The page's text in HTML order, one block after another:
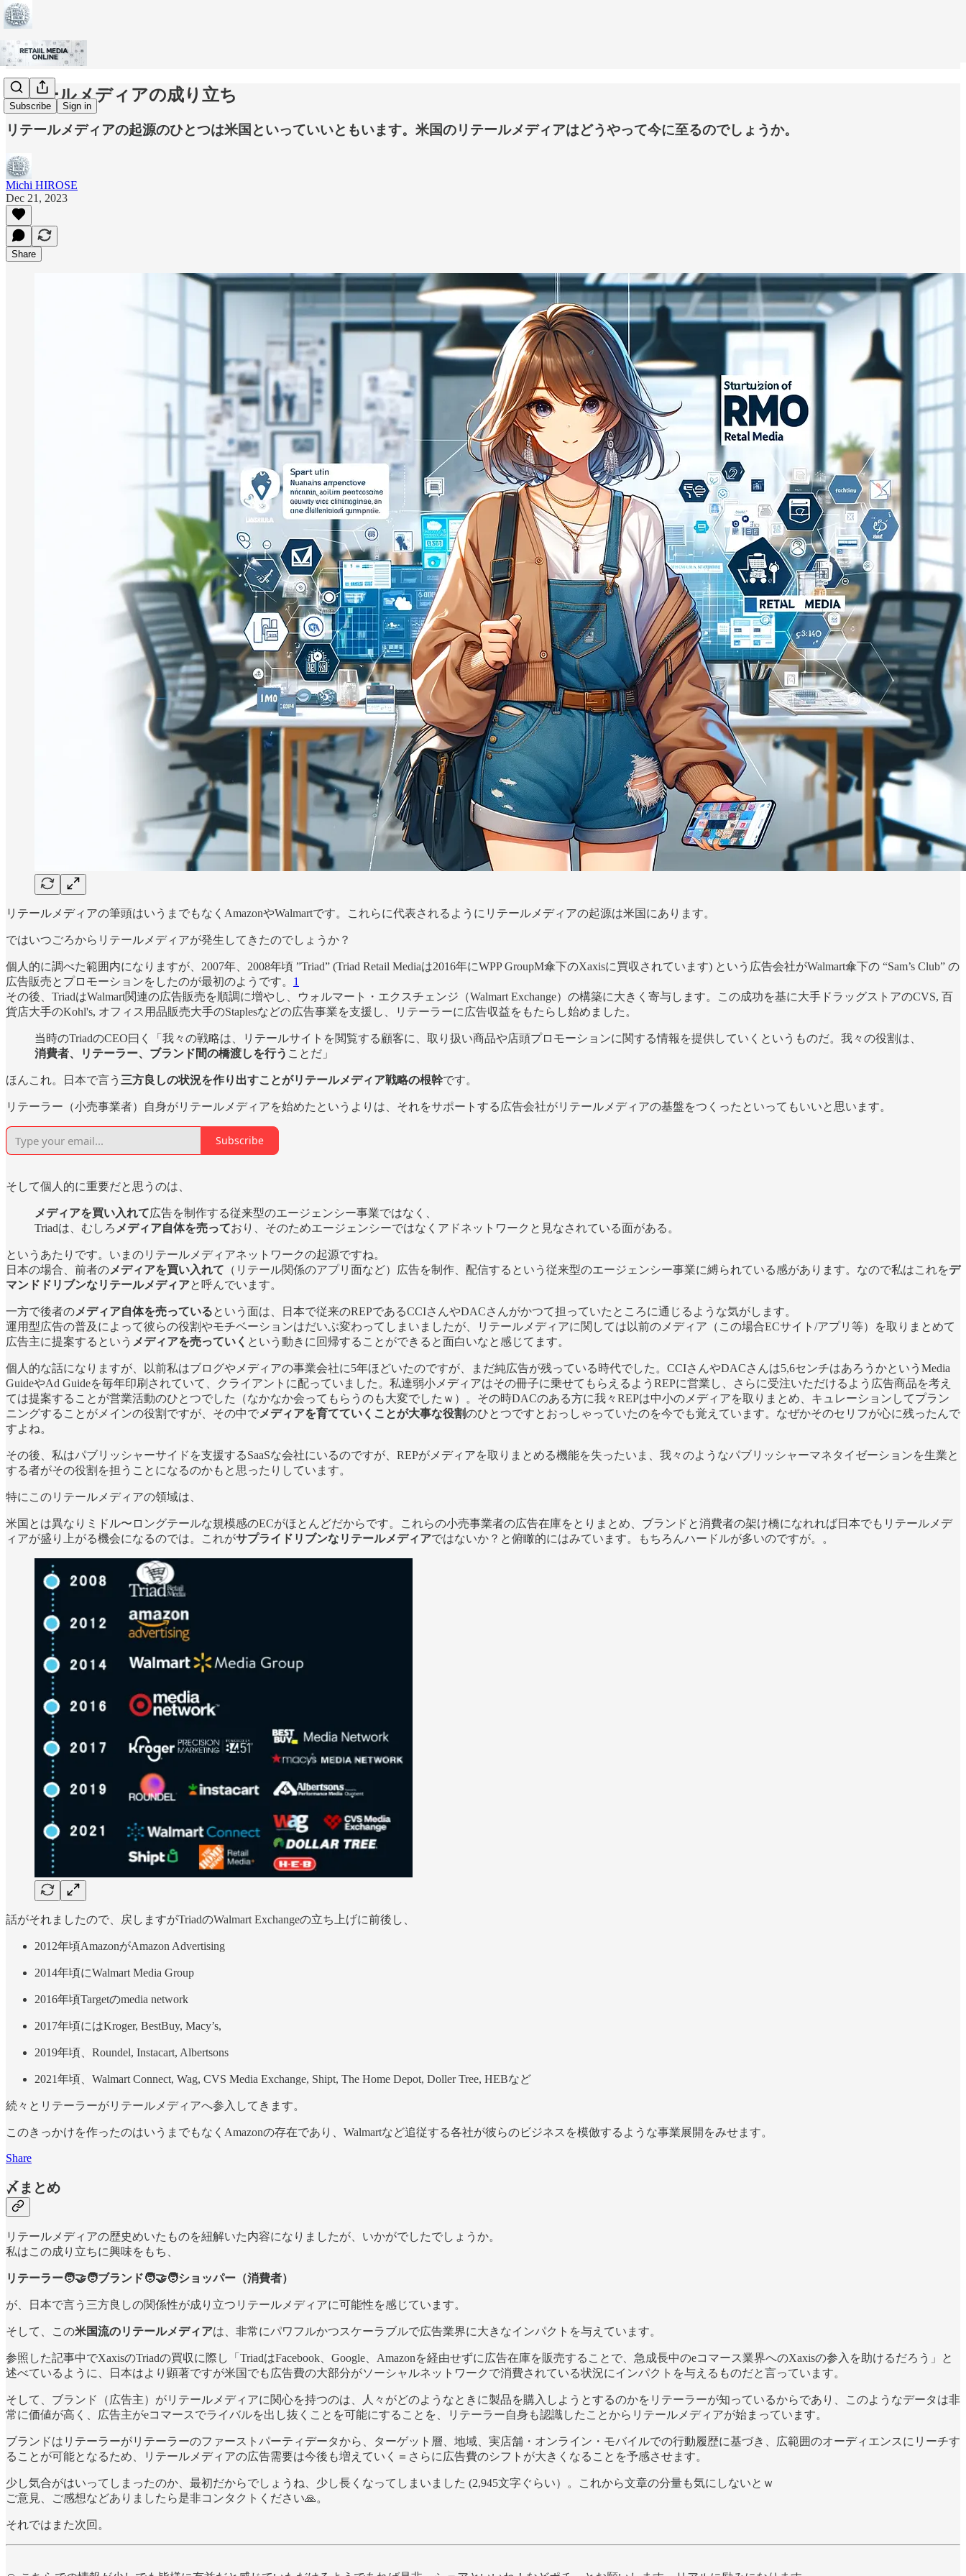
Subscribe Sign in
リテールメディアの成り立ち
リテールメディアの起源のひとつは米国といっていいともいます。米国のリテールメディアはどうやって今に至るのでしょうか。
Michi HIROSE
Dec 21, 2023
Share
リテールメディアの筆頭はいうまでもなくAmazonやWalmartです。これらに代表されるようにリテールメディアの起源は米国にあります。
ではいつごろからリテールメディアが発生してきたのでしょうか？
個人的に調べた範囲内になりますが、2007年、2008年頃 ”Triad” (Triad Retail Mediaは2016年にWPP GroupM傘下のXaxisに買収されています) という広告会社がWalmart傘下の “Sam’s Club” の
広告販売とプロモーションをしたのが最初のようです。 1
その後、TriadはWalmart関連の広告販売を順調に増やし、ウォルマート・エクスチェンジ（Walmart Exchange）の構築に大きく寄与します。この成功を基に大手ドラッグストアのCVS, 百
貨店大手のKohl's, オフィス用品販売大手のStaplesなどの広告事業を支援し、リテーラーに広告収益をもたらし始めました。
当時のTriadのCEO曰く「我々の戦略は、リテールサイトを閲覧する顧客に、取り扱い商品や店頭プロモーションに関する情報を提供していくというものだ。我々の役割は、
消費者、リテーラー、ブランド間の橋渡しを行う ことだ」
ほんこれ。日本で言う 三方良しの状況を作り出すことがリテールメディア戦略の根幹です。
リテーラー（小売事業者）自身がリテールメディアを始めたというよりは、それをサポートする広告会社がリテールメディアの基盤をつくったといってもいいと思います。
Subscribe
そして個人的に重要だと思うのは、
メディアを買い入れて広告を制作する従来型のエージェンシー事業ではなく、
Triadは、むしろ メディア自体を売っており、そのためエージェンシーではなくアドネットワークと見なされている面がある。
というあたりです。いまのリテールメディアネットワークの起源ですね。
日本の場合、前者のメディアを買い入れて （リテール関係のアプリ面など）広告を制作、配信するという従来型のエージェンシー事業に縛られている感があります。なので私はこれをデ
マンドドリブンなリテールメディアと呼んでいます。
一方で後者のメディア自体を売っているという面は、日本で従来のREPであるCCIさんやDACさんがかつて担っていたところに通じるような気がします。
運用型広告の普及によって彼らの役割やモチベーションはだいぶ変わってしまいましたが、リテールメディアに関しては以前のメディア（この場合ECサイト/アプリ等）を取りまとめて
広告主に提案するという メディアを売っていく という動きに回帰することができると面白いなと感じてます。
個人的な話になりますが、以前私はブログやメディアの事業会社に5年ほどいたのですが、まだ純広告が残っている時代でした。CCIさんやDACさんは5,6センチはあろうかというMedia
GuideやAd Guideを毎年印刷されていて、クライアントに配っていました。私達弱小メディアはその冊子に乗せてもらえるようREPに営業し、さらに受注いただけるよう広告商品を考え
ては提案することが営業活動のひとつでした（なかなか会ってもらうのも大変でしたｗ）。その時DACのある方に我々REPは中小のメディアを取りまとめ、キュレーションしてプラン
ニングすることがメインの役割ですが、その中でメディアを育てていくことが大事な役割のひとつですとおっしゃっていたのを今でも覚えています。なぜかそのセリフが心に残ったんで
すよね。
その後、私はパブリッシャーサイドを支援するSaaSな会社にいるのですが、REPがメディアを取りまとめる機能を失ったいま、我々のようなパブリッシャーマネタイゼーションを生業と
する者がその役割を担うことになるのかもと思ったりしています。
特にこのリテールメディアの領域は、
米国とは異なりミドル〜ロングテールな規模感のECがほとんどだからです。これらの小売事業者の広告在庫をとりまとめ、ブランドと消費者の架け橋になれれば日本でもリテールメデ
ィアが盛り上がる機会になるのでは。これがサプライドリブンなリテールメディアではないか？と俯瞰的にはみています。もちろんハードルが多いのですが。。
話がそれましたので、戻しますがTriadのWalmart Exchangeの立ち上げに前後し、
2012年頃AmazonがAmazon Advertising
2014年頃にWalmart Media Group
2016年頃Targetのmedia network
2017年頃にはKroger, BestBuy, Macy’s,
2019年頃、Roundel, Instacart, Albertsons
2021年頃、Walmart Connect, Wag, CVS Media Exchange, Shipt, The Home Depot, Doller Tree, HEBなど
続々とリテーラーがリテールメディアへ参入してきます。
このきっかけを作ったのはいうまでもなくAmazonの存在であり、Walmartなど追従する各社が彼らのビジネスを模倣するような事業展開をみせます。
Share
〆まとめ
リテールメディアの歴史めいたものを紐解いた内容になりましたが、いかがでしたでしょうか。
私はこの成り立ちに興味をもち、
リテーラー🧑‍🤝‍🧑ブランド🧑‍🤝‍🧑ショッパー（消費者）
が、日本で言う三方良しの関係性が成り立つリテールメディアに可能性を感じています。
そして、この米国流のリテールメディアは、非常にパワフルかつスケーラブルで広告業界に大きなインパクトを与えています。
参照した記事中でXaxisのTriadの買収に際し「TriadはFacebook、Google、Amazonを経由せずに広告在庫を販売することで、急成長中のeコマース業界へのXaxisの参入を助けるだろう」と
述べているように、日本はより顕著ですが米国でも広告費の大部分がソーシャルネットワークで消費されている状況にインパクトを与えるものだと言っています。
そして、ブランド（広告主）がリテールメディアに関心を持つのは、人々がどのようなときに製品を購入しようとするのかをリテーラーが知っているからであり、このようなデータは非
常に価値が高く、広告主がeコマースでライバルを出し抜くことを可能にすることを、リテーラー自身も認識したことからリテールメディアが始まっています。
ブランドはリテーラーがリテーラーのファーストパーティデータから、ターゲット層、地域、実店舗・オンライン・モバイルでの行動履歴に基づき、広範囲のオーディエンスにリーチす
ることが可能となるため、リテールメディアの広告需要は今後も増えていく＝さらに広告費のシフトが大きくなることを予感させます。
少し気合がはいってしまったのか、最初だからでしょうね、少し長くなってしまいました (2,945文字ぐらい）。これから文章の分量も気にしないとｗ
ご意見、ご感想などありましたら是非コンタクトください🙏。
それではまた次回。